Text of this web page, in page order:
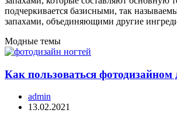
подчеркивается базисными, так
запахами, объединяющими другие
Модные темы
Как пользоваться фотодизайном
admin
13.02.2021